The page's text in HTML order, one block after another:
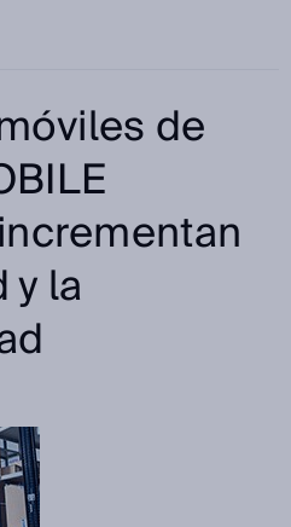
de
la